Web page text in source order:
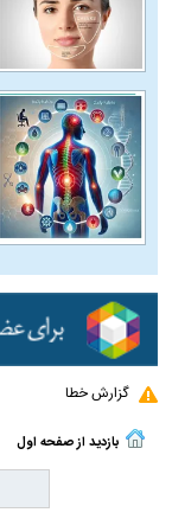
گزارش خطا
بازدید از صفحه اول